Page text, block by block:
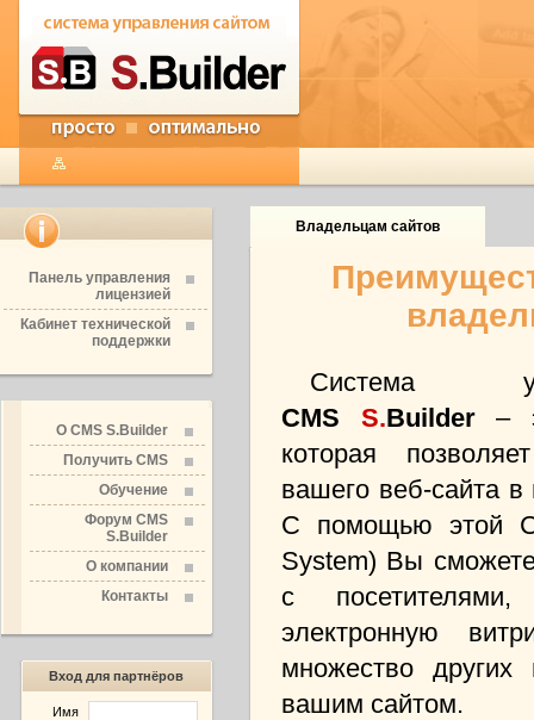
Панель управления
лицензией
Кабинет технической
поддержки
О CMS S.Builder
Получить CMS
Обучение
Форум CMS
S.Builder
О компании
Контакты
Вход для партнёров
Имя
Владельцам сайтов
Система
CMS S.Builder–
которая
вашего веб-сайта
С помощью этой
System) Вы
с посетителями,
электронную
множество
вашим сайтом.